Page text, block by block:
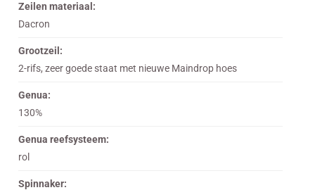
Zeilen materiaal:
Dacron
Grootzeil:
2-rifs, zeer goede staat met nieuwe Maindrop hoes
Genua:
130%
Genua reefsysteem:
rol
Spinnaker: